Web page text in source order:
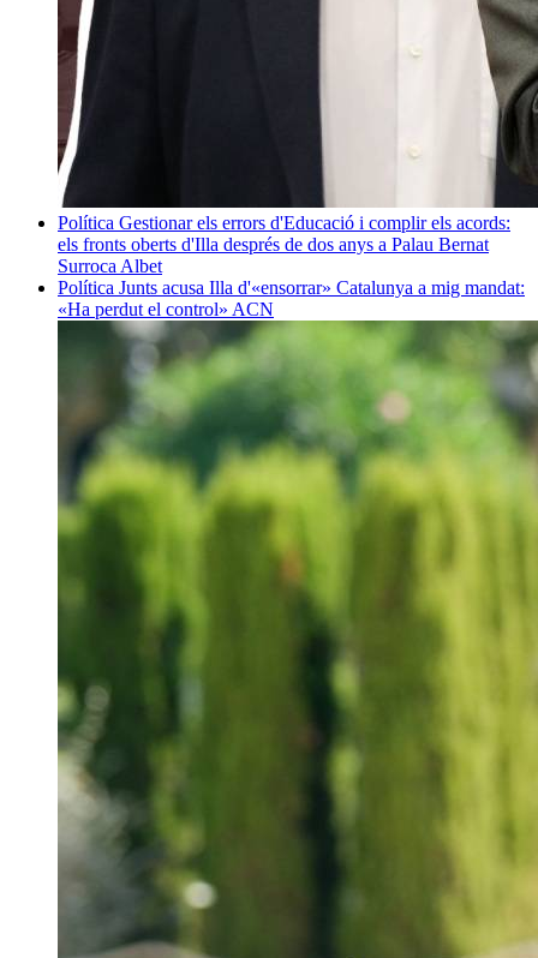
Política Gestionar els errors d'Educació i complir els acords:
els fronts oberts d'Illa després de dos anys a Palau Bernat
Surroca Albet
Política Junts acusa Illa d'«ensorrar» Catalunya a mig mandat:
«Ha perdut el control» ACN